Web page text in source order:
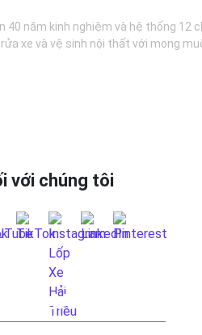
40 năm kinh nghiệm và hệ thống 12
xe và vệ sinh nội thất với mong
với chúng tôi
QUA FANPAGE